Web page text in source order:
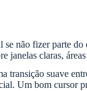
não fizer parte
janelas claras,
suave
Um bom cursor